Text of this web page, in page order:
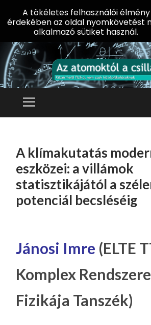
AZ
KT
Ó
L
A
CS
G
KI
G
Menü
TARTALOMHOZ
A klímakutatás
eszközei: a villámok
statisztikájától a
potenciál becsléséig
Jánosi Imre (ELTE
Komplex
Fizikája Tanszék)
A tökéletes felhasználói élmény
érdekében az oldal nyomkövetést
alkalmazó sütiket használ.